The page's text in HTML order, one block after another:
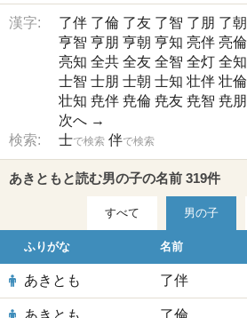
漢字: 了伴 了倫 了友 了智 了朋 了朝
亨智 亨朋 亨朝 亨知 亮伴 亮倫
亮知 全共 全友 全智 全灯 全知
士智 士朋 士朝 士知 壮伴 壮倫
壮知 尭伴 尭倫 尭友 尭智 尭朋
次へ →
検索:
士で検索 伴で検索
あきともと読む男の子の名前 319件
すべて 男の子
ふりがな 名前
あきとも 了伴
あきとも 了倫